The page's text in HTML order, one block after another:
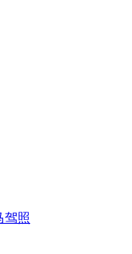
驾照